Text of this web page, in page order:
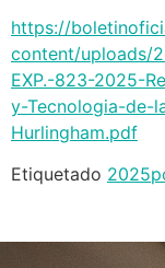
https://
content/uploads/
EXP.-823-2025-
y-Tecnologia-de-
Hurlingham.pdf
Etiquetado 2025